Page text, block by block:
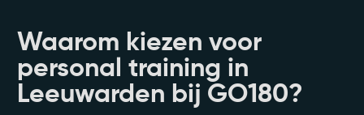
Waarom kiezen voor
personal training in
Leeuwarden bij GO180?